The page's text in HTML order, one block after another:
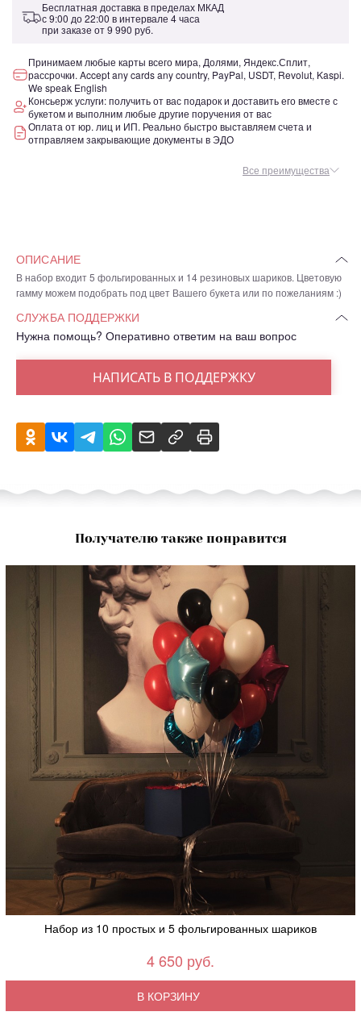
Бесплатная доставка в пределах МКАД
с 9:00 до 22:00 в интервале 4 часа
при заказе от9 990 руб.
Принимаем любые карты всего мира, Долями, Яндекс.Сплит,
рассрочки. Accept any cards any country, PayPal, USDT, Revolut, Kaspi.
We speak English
Консьерж услуги: получить от вас подарок и доставить его вместе с
букетом и выполним любые другие поручения от вас
Оплата от юр. лиц и ИП. Реально быстро выставляем счета и
отправляем закрывающие документы в ЭДО
Все преимущества
ОПИСАНИЕ
В набор входит 5 фольгированных и 14 резиновых шариков. Цветовую
гамму можем подобрать под цвет Вашего букета или по пожеланиям :)
СЛУЖБА ПОДДЕРЖКИ
Нужна помощь? Оперативно ответим на ваш вопрос
НАПИСАТЬ В ПОДДЕРЖКУ
Получателю также понравится
Набор из 10 простых и 5 фольгированных шариков
4 650 руб.
В КОРЗИНУ